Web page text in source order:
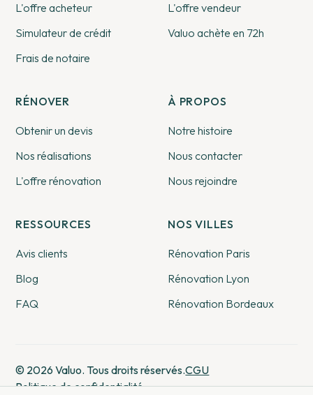
L'offre acheteur
Simulateur de crédit
Frais de notaire
L'offre vendeur
Valuo achète en 72h
RÉNOVER
Obtenir un devis
Nos réalisations
L'offre rénovation
À PROPOS
Notre histoire
Nous contacter
Nous rejoindre
RESSOURCES
Avis clients
Blog
FAQ
NOS VILLES
Rénovation Paris
Rénovation Lyon
Rénovation Bordeaux
© 2026 Valuo. Tous droits réservés.CGU
Politique de confidentialité